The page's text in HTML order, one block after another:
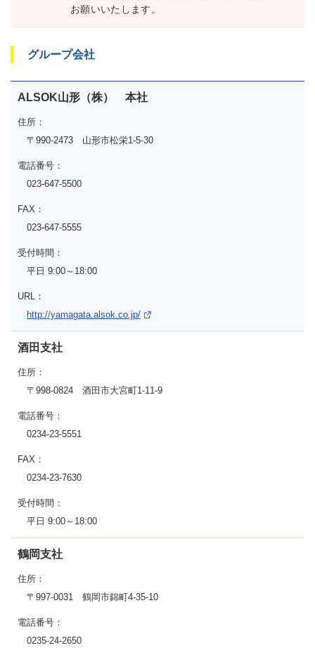
お願いいたします。
グループ会社
ALSOK山形（株） 本社
住所：
〒990-2473 山形市松栄1-5-30
電話番号：
023-647-5500
FAX：
023-647-5555
受付時間：
平日 9:00～18:00
URL：
http://yamagata.alsok.co.jp/
酒田支社
住所：
〒998-0824 酒田市大宮町1-11-9
電話番号：
0234-23-5551
FAX：
0234-23-7630
受付時間：
平日 9:00～18:00
鶴岡支社
住所：
〒997-0031 鶴岡市錦町4-35-10
電話番号：
0235-24-2650